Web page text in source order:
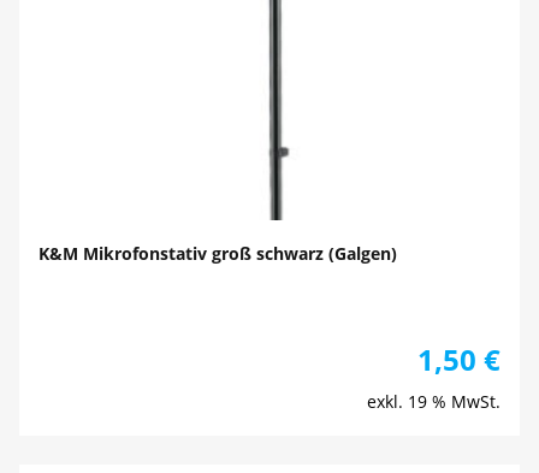
K&M Mikrofonstativ groß schwarz (Galgen)
1,50 €
exkl. 19 % MwSt.